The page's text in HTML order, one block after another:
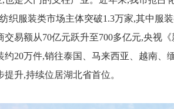
织服装类市场主体突破1.3万家,其中服
易额从70亿元跃升至700多亿元,央视
20万件,销往泰国、马来西亚、越南
升,持续位居湖北省首位。